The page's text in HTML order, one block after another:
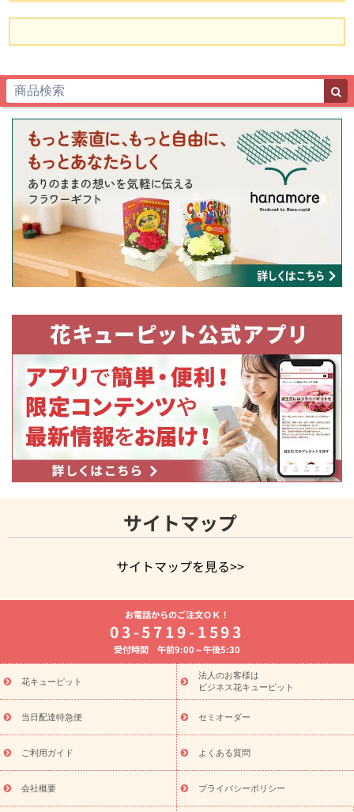
サイトマップ
サイトマップを見る>>
よく贈られる花
お祝いの花特集
誕生日フラワーギフト特集
8月の誕生花(トルコキキョウ)
開店・開業祝い
お供え・お悔やみ お供え・お悔やみの花
通夜・葬儀に贈る花 胡蝶蘭・花鉢
ーブドフラワー
季節のイベント
ひまわり ギフト・プレゼント
特集
お盆 花（新盆・初盆） 季節のイベント
お盆 花（新
盆・初盆）
お盆 花（新盆・初盆）
お盆・お供え 花とセットギ
フト
お盆・お供え プリザーブドフラワー
ひまわり ギフト・プ
レゼント特集
夏の花贈り・お中元・暑中見舞い 花のギフト特集
敬老の日におくる花ギフト・プレゼント特集
花ギフト・プレゼント特集
敬老の日 花のおすすめランキング
敬
老の日 花鉢植えのギフト・プレゼント特集
敬老の日 花とセットギ
フト・プレゼント特集
敬老の日の花 全てのギフト一覧
キャン
お電話からのご注文ＯＫ！
03-5719-1593
受付時間 午前9:00～午後5:30
花キューピット
法人のお客様は
ビジネス花キューピット
当日配達特急便 セミオーダー
ご利用ガイド よくある質問
会社概要 プライバシーポリシー